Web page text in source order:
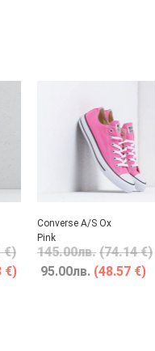
€)
€)
Converse A/S Ox
Pink
145.00лв. (74.14 €)
95.00лв. (48.57 €)